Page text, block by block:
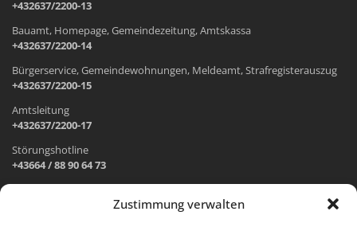
Zustimmung verwalten
+432637/2200-13
Bauamt, Homepage, Gemeindezeitung, Amtskassa
+432637/2200-14
Bürgerservice, Gemeindewohnungen, Meldeamt, Strafregisterauszug
+432637/2200-15
Amtsleitung
+432637/2200-17
Störungshotline
+43664 / 88 90 64 73